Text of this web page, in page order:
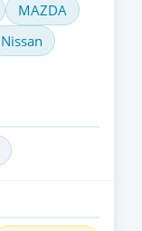
MAZDA
Nissan